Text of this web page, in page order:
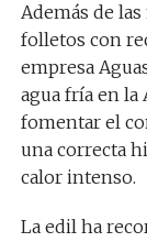
Además de
folletos con
empresa
agua fría en la
fomentar el
una correcta
calor intenso.
La edil ha